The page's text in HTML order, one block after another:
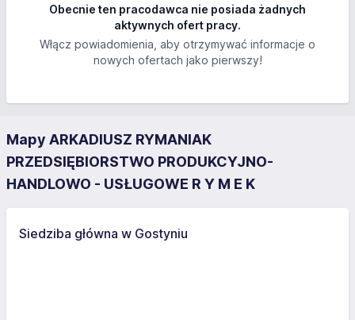
Obecnie ten pracodawca nie posiada żadnych
aktywnych ofert pracy.
Włącz powiadomienia, aby otrzymywać informacje o
nowych ofertach jako pierwszy!
Mapy ARKADIUSZ RYMANIAK
PRZEDSIĘBIORSTWO PRODUKCYJNO-
HANDLOWO - USŁUGOWE R Y M E K
Siedziba główna w Gostyniu